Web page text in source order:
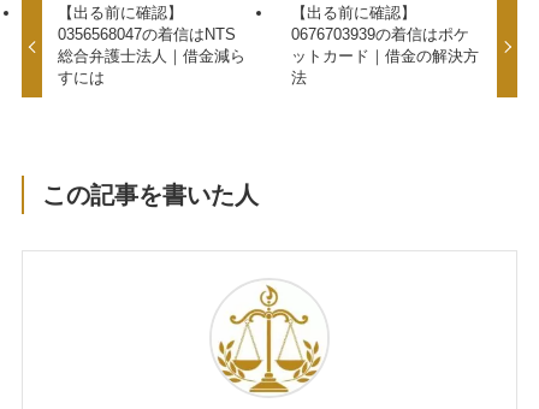
【出る前に確認】
0356568047の着信はNTS
総合弁護士法人｜借金減ら
すには
【出る前に確認】
0676703939の着信はポケ
ットカード｜借金の解決方
法
この記事を書いた人